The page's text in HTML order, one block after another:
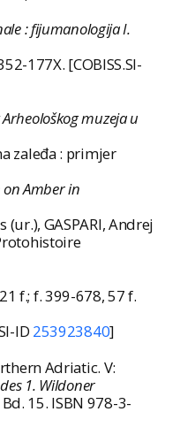
: fijumanologija I.
177X. [COBISS.SI-
Arheološkog muzeja u
zaleđa : primjer
Amber in
GASPARI, Andrej
f.; f. 399-678, 57 f.
ID 253923840]
Adriatic. V:
1. Wildoner
15. ISBN 978-3-